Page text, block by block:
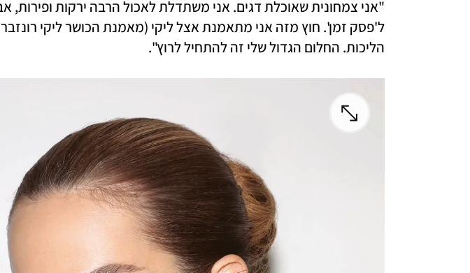
הליכות. החלום הגדול שלי זה להתחיל לרוץ".